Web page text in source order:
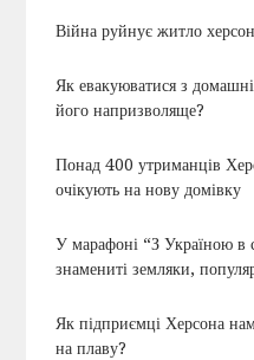
Війна руйнує житло
Як евакуюватися з
його напризволяще?
Понад 400 утриманців
очікують на нову домівку
У марафоні “З Україною в
знамениті земляки,
Як підприємці Херсона
на плаву?